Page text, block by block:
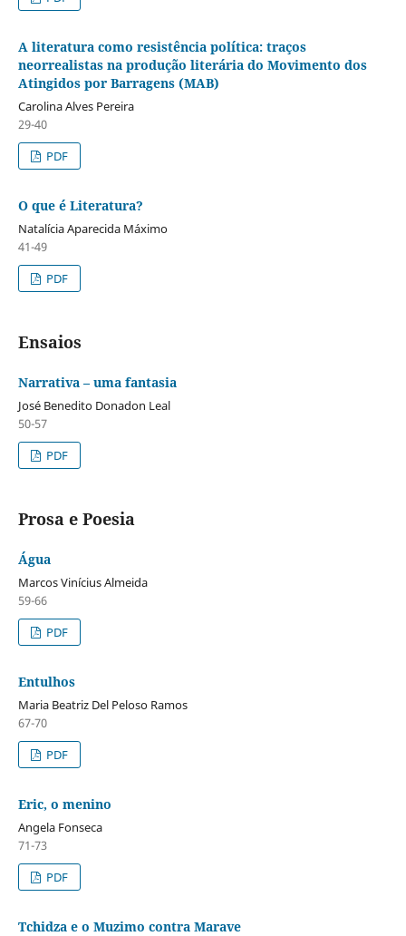
A literatura como resistência política: traços
neorrealistas na produção literária do Movimento dos
Atingidos por Barragens (MAB)
Carolina Alves Pereira
29-40
PDF
O que é Literatura?
Natalícia Aparecida Máximo
41-49
PDF
Ensaios
Narrativa – uma fantasia
José Benedito Donadon Leal
50-57
PDF
Prosa e Poesia
Água
Marcos Vinícius Almeida
59-66
PDF
Entulhos
Maria Beatriz Del Peloso Ramos
67-70
PDF
Eric, o menino
Angela Fonseca
71-73
PDF
Tchidza e o Muzimo contra Marave